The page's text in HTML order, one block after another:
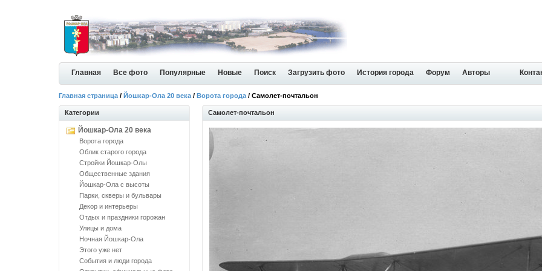
Главная Все фото Популярные Новые Поиск Загрузить фото История города Форум Авторы
Главная страница / Йошкар-Ола 20 века / Ворота города / Самолет-почтальон
Категории
Йошкар-Ола 20 века
Ворота города
Облик старого города
Стройки Йошкар-Олы
Общественные здания
Йошкар-Ола с высоты
Парки, скверы и бульвары
Декор и интерьеры
Отдых и праздники горожан
Улицы и дома
Ночная Йошкар-Ола
Этого уже нет
События и люди города
Самолет-почтальон